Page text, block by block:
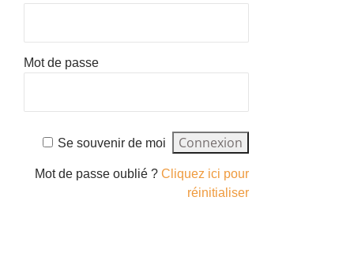
Mot de passe
Se souvenir de moi
Mot de passe oublié ?Cliquez ici pour
réinitialiser